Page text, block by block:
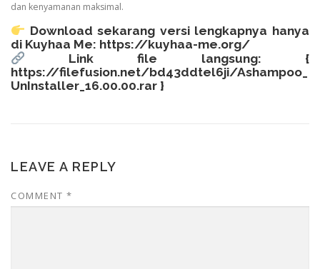
dan kenyamanan maksimal.
Download sekarang versi lengkapnya hanya
di Kuyhaa Me: https://kuyhaa-me.org/
Link file langsung: {
https://filefusion.net/bd43ddtel6ji/Ashampoo_
UnInstaller_16.00.00.rar }
LEAVE A REPLY
COMMENT *